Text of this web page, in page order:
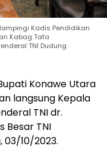
Kadis Pendidikan
Kabag Tata
TNI Dudung
Konawe Utara
langsung Kepala
TNI dr.
Besar TNI
10/2023.